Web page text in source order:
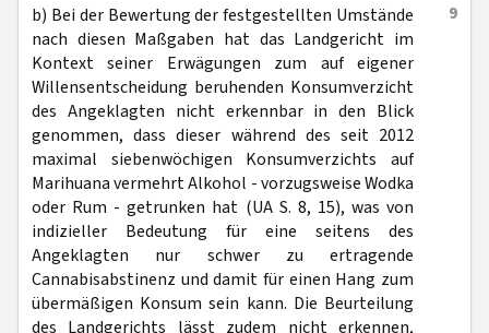
9
b) Bei der Bewertung der festgestellten Umstände
nach diesen Maßgaben hat das Landgericht im
Kontext seiner Erwägungen zum auf eigener
Willensentscheidung beruhenden Konsumverzicht
des Angeklagten nicht erkennbar in den Blick
genommen, dass dieser während des seit 2012
maximal siebenwöchigen Konsumverzichts auf
Marihuana vermehrt Alkohol - vorzugsweise Wodka
oder Rum - getrunken hat (UA S. 8, 15), was von
indizieller Bedeutung für eine seitens des
Angeklagten nur schwer zu ertragende
Cannabisabstinenz und damit für einen Hang zum
übermäßigen Konsum sein kann. Die Beurteilung
des Landgerichts lässt zudem nicht erkennen,